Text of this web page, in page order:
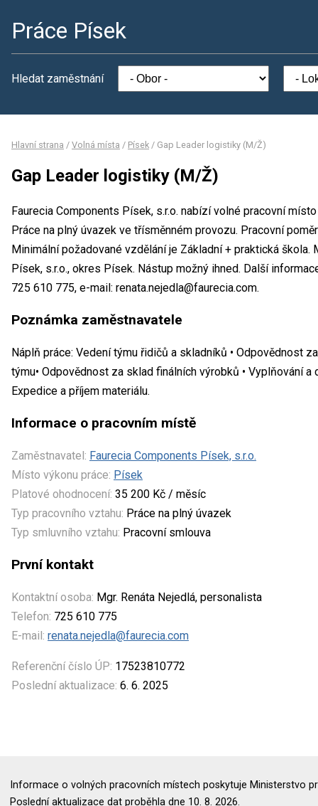
Práce Písek
Hledat zaměstnání
Hlavní strana / Volná místa / Písek / Gap Leader logistiky (M/Ž)
Gap Leader logistiky (M/Ž)
Faurecia Components Písek, s.r.o. nabízí volné pracovní
Práce na plný úvazek ve třísměnném provozu. Pracovní
Minimální požadované vzdělání je Základní + praktická
Písek, s.r.o., okres Písek. Nástup možný ihned. Další
725 610 775, e-mail: renata.nejedla@faurecia.com.
Poznámka zaměstnavatele
Náplň práce: Vedení týmu řidičů a skladníků • Odpovědnost
týmu• Odpovědnost za sklad finálních výrobků • Vyplňování
Expedice a příjem materiálu.
Informace o pracovním místě
Zaměstnavatel: Faurecia Components Písek, s.r.o.
Místo výkonu práce: Písek
Platové ohodnocení: 35 200 Kč / měsíc
Typ pracovního vztahu: Práce na plný úvazek
Typ smluvního vztahu: Pracovní smlouva
První kontakt
Kontaktní osoba: Mgr. Renáta Nejedlá, personalista
Telefon: 725 610 775
E-mail: renata.nejedla@faurecia.com
Referenční číslo ÚP: 17523810772
Poslední aktualizace: 6. 6. 2025
Informace o volných pracovních místech poskytuje Ministerstvo
Poslední aktualizace dat proběhla dne 10. 8. 2026.